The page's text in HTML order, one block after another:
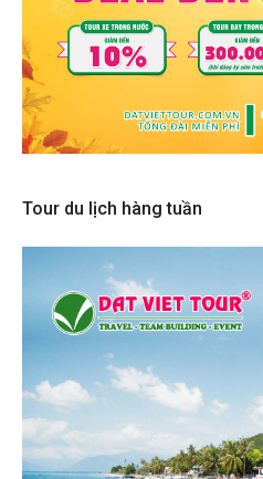
Tour du lịch hàng tuần